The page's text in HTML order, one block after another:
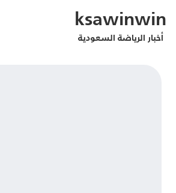
ksawinwin
أخبار الرياضة السعودية